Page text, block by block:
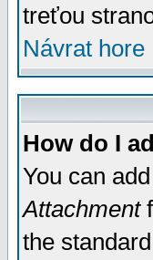
treťou
Návrat hore
How do I
You can
Attachment
the